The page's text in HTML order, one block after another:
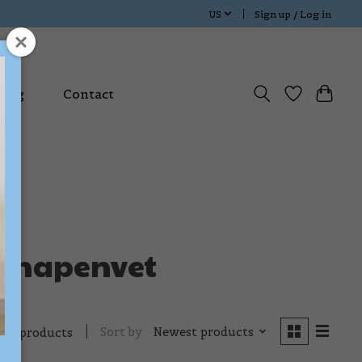
US Sign up / Log in
Contact
1 products Sort by Newest products